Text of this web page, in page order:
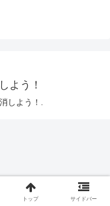
よう！
しよう！.
トップ サイドバー